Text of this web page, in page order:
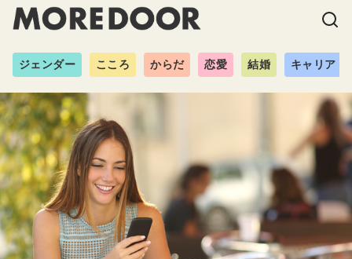
ジェンダー こころ からだ 恋愛 結婚 キャリア